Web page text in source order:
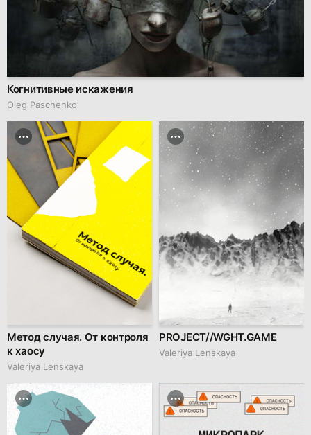
Когнитивные искажения
Oleg Paschenko
Метод случая. От контроля
к хаосу
Valeriya Lenskaya
PROJECT//WGHT.GAME
Valeriya Lenskaya